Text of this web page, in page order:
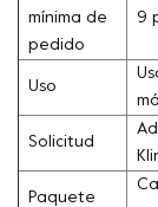
mínima de
pedido
9
Uso
Solicitud
Paquete